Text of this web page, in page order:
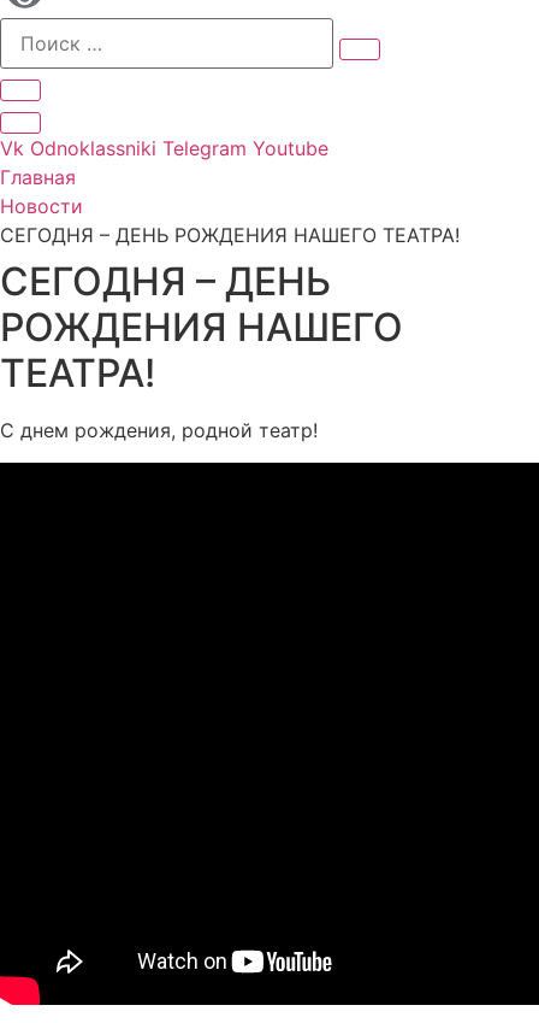
Vk Odnoklassniki Telegram Youtube
Главная
Новости
СЕГОДНЯ – ДЕНЬ РОЖДЕНИЯ НАШЕГО ТЕАТРА!
СЕГОДНЯ – ДЕНЬ
РОЖДЕНИЯ НАШЕГО
ТЕАТРА!
С днем рождения, родной театр!